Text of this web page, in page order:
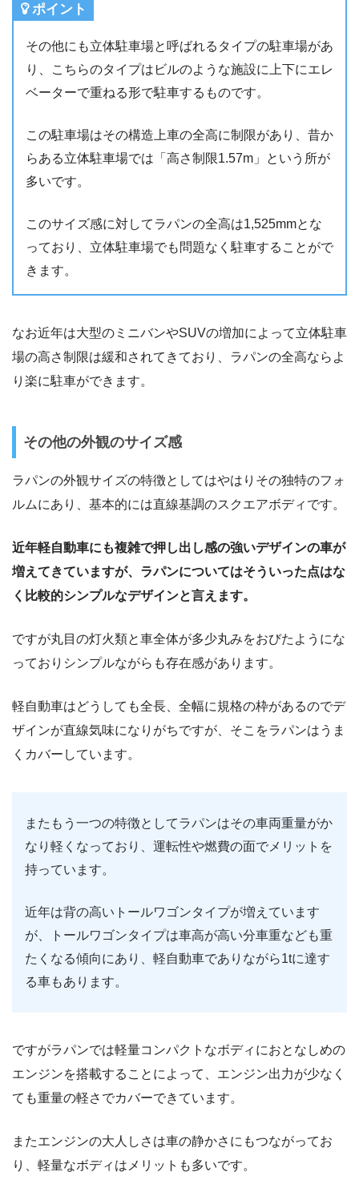
ポイント
その他にも立体駐車場と呼ばれるタイプの駐車場があ
り、こちらのタイプはビルのような施設に上下にエレ
ベーターで重ねる形で駐車するものです。
この駐車場はその構造上車の全高に制限があり、昔か
らある立体駐車場では「高さ制限1.57m」という所が
多いです。
このサイズ感に対してラパンの全高は1,525mmとな
っており、立体駐車場でも問題なく駐車することがで
きます。
なお近年は大型のミニバンやSUVの増加によって立体駐車
場の高さ制限は緩和されてきており、ラパンの全高ならよ
り楽に駐車ができます。
その他の外観のサイズ感
ラパンの外観サイズの特徴としてはやはりその独特のフォ
ルムにあり、基本的には直線基調のスクエアボディです。
近年軽自動車にも複雑で押し出し感の強いデザインの車が
増えてきていますが、ラパンについてはそういった点はな
く比較的シンプルなデザインと言えます。
ですが丸目の灯火類と車全体が多少丸みをおびたようにな
っておりシンプルながらも存在感があります。
軽自動車はどうしても全長、全幅に規格の枠があるのでデ
ザインが直線気味になりがちですが、そこをラパンはうま
くカバーしています。
またもう一つの特徴としてラパンはその車両重量がか
なり軽くなっており、運転性や燃費の面でメリットを
持っています。
近年は背の高いトールワゴンタイプが増えています
が、トールワゴンタイプは車高が高い分車重なども重
たくなる傾向にあり、軽自動車でありながら1tに達す
る車もあります。
ですがラパンでは軽量コンパクトなボディにおとなしめの
エンジンを搭載することによって、エンジン出力が少なく
ても重量の軽さでカバーできています。
またエンジンの大人しさは車の静かさにもつながってお
り、軽量なボディはメリットも多いです。